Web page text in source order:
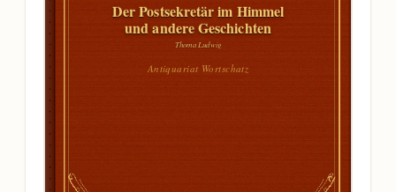
Der Postsekretär im Himmel
und andere Geschichten
Thoma Ludwig
Antiquariat Wortschatz